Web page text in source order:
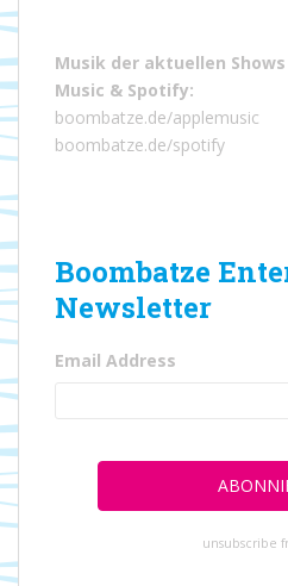
Musik der aktuellen
Music & Spotify:
boombatze.de/applemusic
boombatze.de/spotify
Boombatze
Newsletter
Email Address
unsubscribe